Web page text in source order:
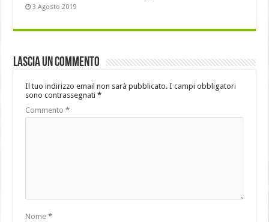
3 Agosto 2019
Lascia un commento
Il tuo indirizzo email non sarà pubblicato. I campi obbligatori
sono contrassegnati*
Commento*
Nome*